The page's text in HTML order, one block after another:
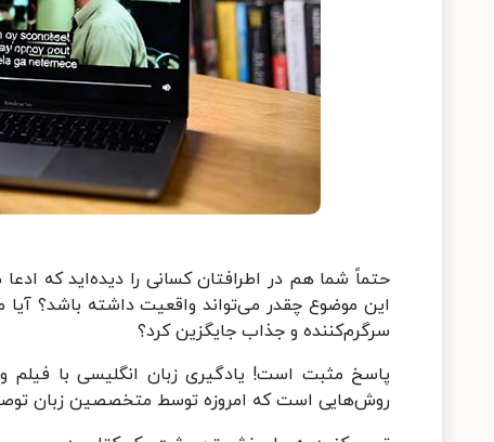
حتماً شما هم در اطرافتان کسانی را دیده‌اید که
این موضوع چقدر می‌تواند واقعیت داشته باشد؟
سرگرم‌کننده و جذاب جایگزین کرد؟
پاسخ مثبت است! یادگیری زبان انگلیسی با فیلم
روش‌هایی است که امروزه توسط متخصصین زبان